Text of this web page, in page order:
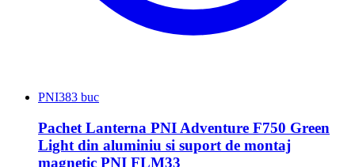
PNI383 buc
Pachet Lanterna PNI Adventure F750 Green
Light din aluminiu si suport de montaj
magnetic PNI FLM33